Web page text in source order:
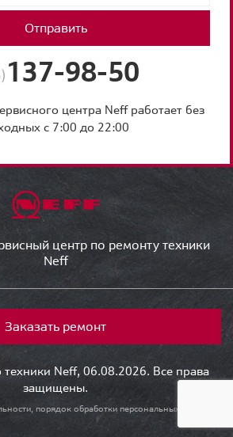
Отправить
137-98-50
центра Neff работает без
с 7:00 до 22:00
центр по ремонту техники
Neff
Заказать ремонт
Neff, 06.08.2026. Все права
защищены.
порядок обработки персональных данных